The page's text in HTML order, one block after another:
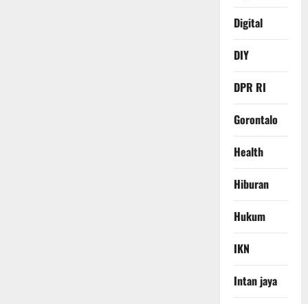
Digital
DIY
DPR RI
Gorontalo
Health
Hiburan
Hukum
IKN
Intan jaya